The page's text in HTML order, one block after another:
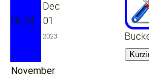
Nr. 94
Dec
01
2023
November